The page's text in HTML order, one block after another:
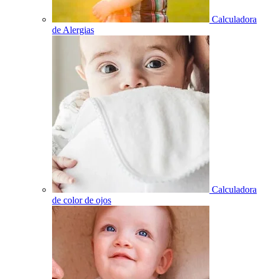
Calculadora
de Alergias
Calculadora
de color de ojos